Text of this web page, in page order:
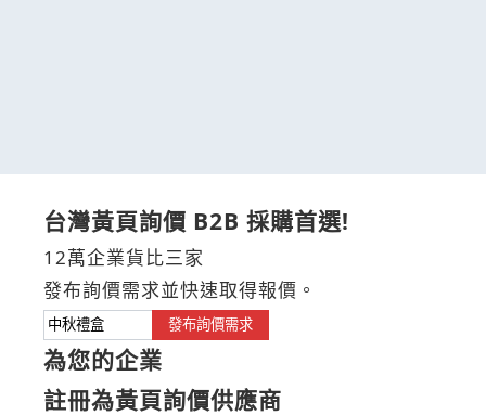
台灣黃頁詢價 B2B 採購首選!
12萬企業貨比三家
發布詢價需求並快速取得報價。
發布詢價需求
為您的企業
註冊為黃頁詢價供應商